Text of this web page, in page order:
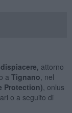
attorno
a Tignano , nel
Protection) , onlus
o a seguito di